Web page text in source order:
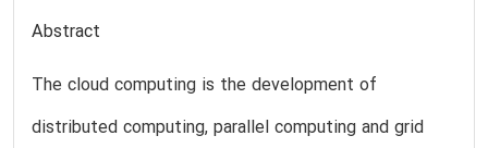
Abstract
The cloud computing is the development of
distributed computing, parallel computing and grid